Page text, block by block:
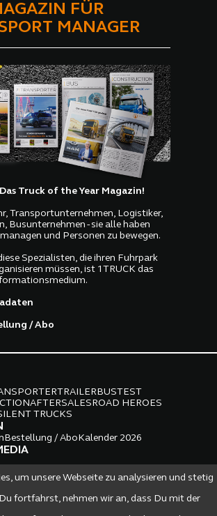
um unsere Webseite zu analysieren und stetig
fortfahrst, nehmen wir an, dass Du mit der
FÜR
MANAGER
Das Truck of the Year Magazin!
Transportunternehmen, Logistiker,
Busunternehmen - sie alle haben
und Personen zu bewegen.
Spezialisten, die ihren Fuhrpark
müssen, ist 1TRUCK das
/ Abo
TRAILER BUSTEST
AFTERSALES ROAD HEROES
TRUCKS
Bestellung / Abo Kalender 2026
LinkedIn